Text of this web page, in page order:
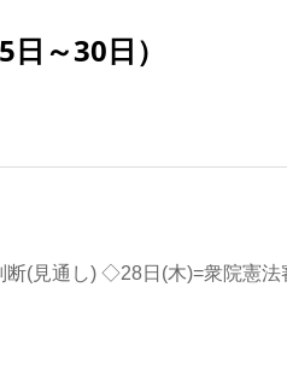
～30日）
(見通し) ◇28日(木)=衆院憲法